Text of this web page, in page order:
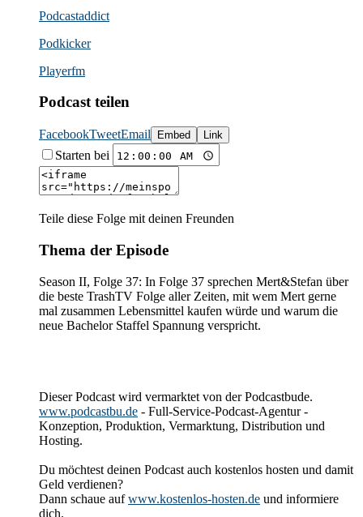
Podcast­addict
Podkicker
Playerfm
Podcast teilen
FacebookTweetEmail Embed Link
Starten bei
Teile diese Folge mit deinen Freunden
Thema der Episode
Season II, Folge 37: In Folge 37 sprechen Mert&Stefan über
die beste TrashTV Folge aller Zeiten, mit wem Mert gerne
mal zusammen Lebensmittel kaufen würde und warum die
neue Bachelor Staffel Spannung verspricht.
Dieser Podcast wird vermarktet von der Podcastbude.
www.podcastbu.de - Full-Service-Podcast-Agentur -
Konzeption, Produktion, Vermarktung, Distribution und
Hosting.
Du möchtest deinen Podcast auch kostenlos hosten und damit
Geld verdienen?
Dann schaue aufwww.kostenlos-hosten.de und informiere
dich.